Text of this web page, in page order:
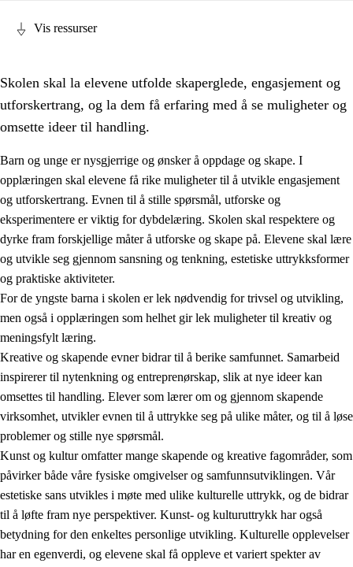
Opplæringens verdigrunnlag
1.1 Menneskeverdet
1.2 Identitet og kulturelt mangfold
1.3 Kritisk tenkning og etisk bevissthet
1.4 Skaperglede, engasjement og utforskertrang
1.5 Respekt for naturen og miljøbevissthet
1.6 Demokrati og medvirkning
Vis ressurser
Skolen skal la elevene utfolde skaperglede, engasjement og
utforskertrang, og la dem få erfaring med å se muligheter og
omsette ideer til handling.
Barn og unge er nysgjerrige og ønsker å oppdage og skape. I
opplæringen skal elevene få rike muligheter til å utvikle engasjement
og utforskertrang. Evnen til å stille spørsmål, utforske og
eksperimentere er viktig for dybdelæring. Skolen skal respektere og
dyrke fram forskjellige måter å utforske og skape på. Elevene skal lære
og utvikle seg gjennom sansning og tenkning, estetiske uttrykksformer
og praktiske aktiviteter.
For de yngste barna i skolen er lek nødvendig for trivsel og utvikling,
men også i opplæringen som helhet gir lek muligheter til kreativ og
meningsfylt læring.
Kreative og skapende evner bidrar til å berike samfunnet. Samarbeid
inspirerer til nytenkning og entreprenørskap, slik at nye ideer kan
omsettes til handling. Elever som lærer om og gjennom skapende
virksomhet, utvikler evnen til å uttrykke seg på ulike måter, og til å løse
problemer og stille nye spørsmål.
Kunst og kultur omfatter mange skapende og kreative fagområder, som
påvirker både våre fysiske omgivelser og samfunnsutviklingen. Vår
estetiske sans utvikles i møte med ulike kulturelle uttrykk, og de bidrar
til å løfte fram nye perspektiver. Kunst- og kulturuttrykk har også
betydning for den enkeltes personlige utvikling. Kulturelle opplevelser
har en egenverdi, og elevene skal få oppleve et variert spekter av